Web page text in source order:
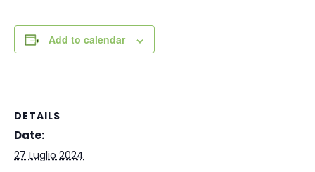
Add to calendar
DETAILS
Date:
27 Luglio 2024